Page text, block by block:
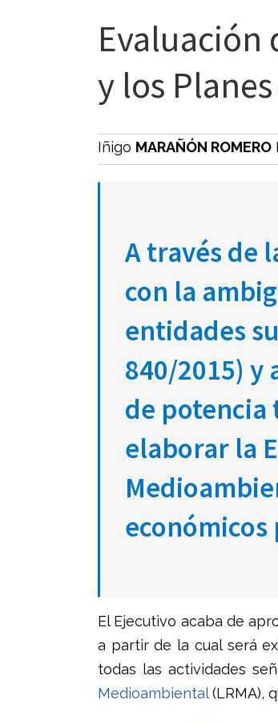
Evaluación
y los
Iñigo MARAÑÓN ROMERO
A través de
con la
entidades
840/2015) y
de potencia
elaborar la
El Ejecutivo acaba de
a partir de la cual será
todas las actividades
Medioambiental(LRMA),